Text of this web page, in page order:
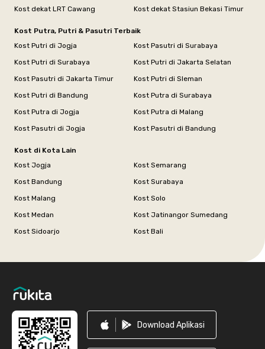
Kost dekat LRT Cawang
Kost dekat Stasiun Bekasi Timur
Kost Putra, Putri & Pasutri Terbaik
Kost Putri di Jogja
Kost Pasutri di Surabaya
Kost Putri di Surabaya
Kost Putri di Jakarta Selatan
Kost Pasutri di Jakarta Timur
Kost Putri di Sleman
Kost Putri di Bandung
Kost Putra di Surabaya
Kost Putra di Jogja
Kost Putra di Malang
Kost Pasutri di Jogja
Kost Pasutri di Bandung
Kost di Kota Lain
Kost Jogja
Kost Semarang
Kost Bandung
Kost Surabaya
Kost Malang
Kost Solo
Kost Medan
Kost Jatinangor Sumedang
Kost Sidoarjo
Kost Bali
Download Aplikasi